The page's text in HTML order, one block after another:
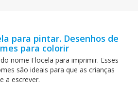
para pintar. Desenhos de
para colorir
nome Flocela para imprimir. Esses
são ideais para que as crianças
a escrever.